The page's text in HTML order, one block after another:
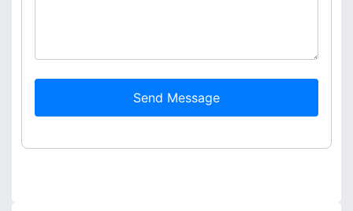
Send Message